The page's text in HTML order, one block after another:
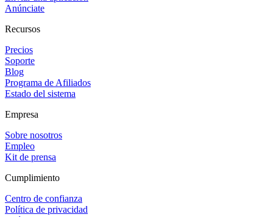
Anúnciate
Recursos
Precios
Soporte
Blog
Programa de Afiliados
Estado del sistema
Empresa
Sobre nosotros
Empleo
Kit de prensa
Cumplimiento
Centro de confianza
Política de privacidad